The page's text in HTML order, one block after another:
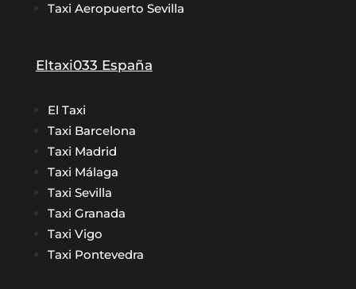
Taxi Aeropuerto Sevilla
Eltaxi033 España
El Taxi
Taxi Barcelona
Taxi Madrid
Taxi Málaga
Taxi Sevilla
Taxi Granada
Taxi Vigo
Taxi Pontevedra